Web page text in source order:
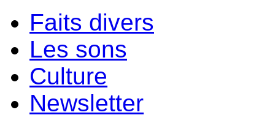
Faits divers
Les sons
Culture
Newsletter